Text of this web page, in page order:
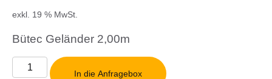
exkl. 19 % MwSt.
Bütec Geländer 2,00m
Bütec
In die Anfragebox